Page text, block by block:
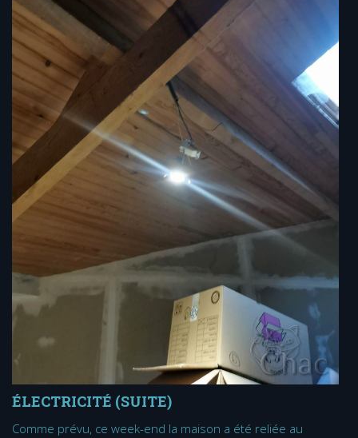
ÉLECTRICITÉ (SUITE)
Comme prévu, ce week-end la maison a été reliée au